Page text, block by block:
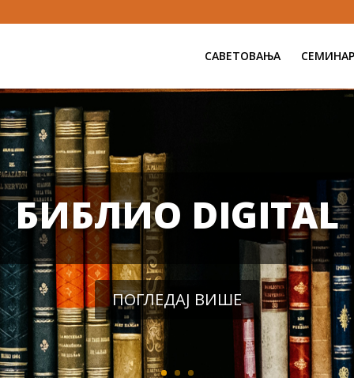
САВЕТОВАЊА
БИБЛИО DIGITAL
ПОГЛЕДАЈ ВИШЕ